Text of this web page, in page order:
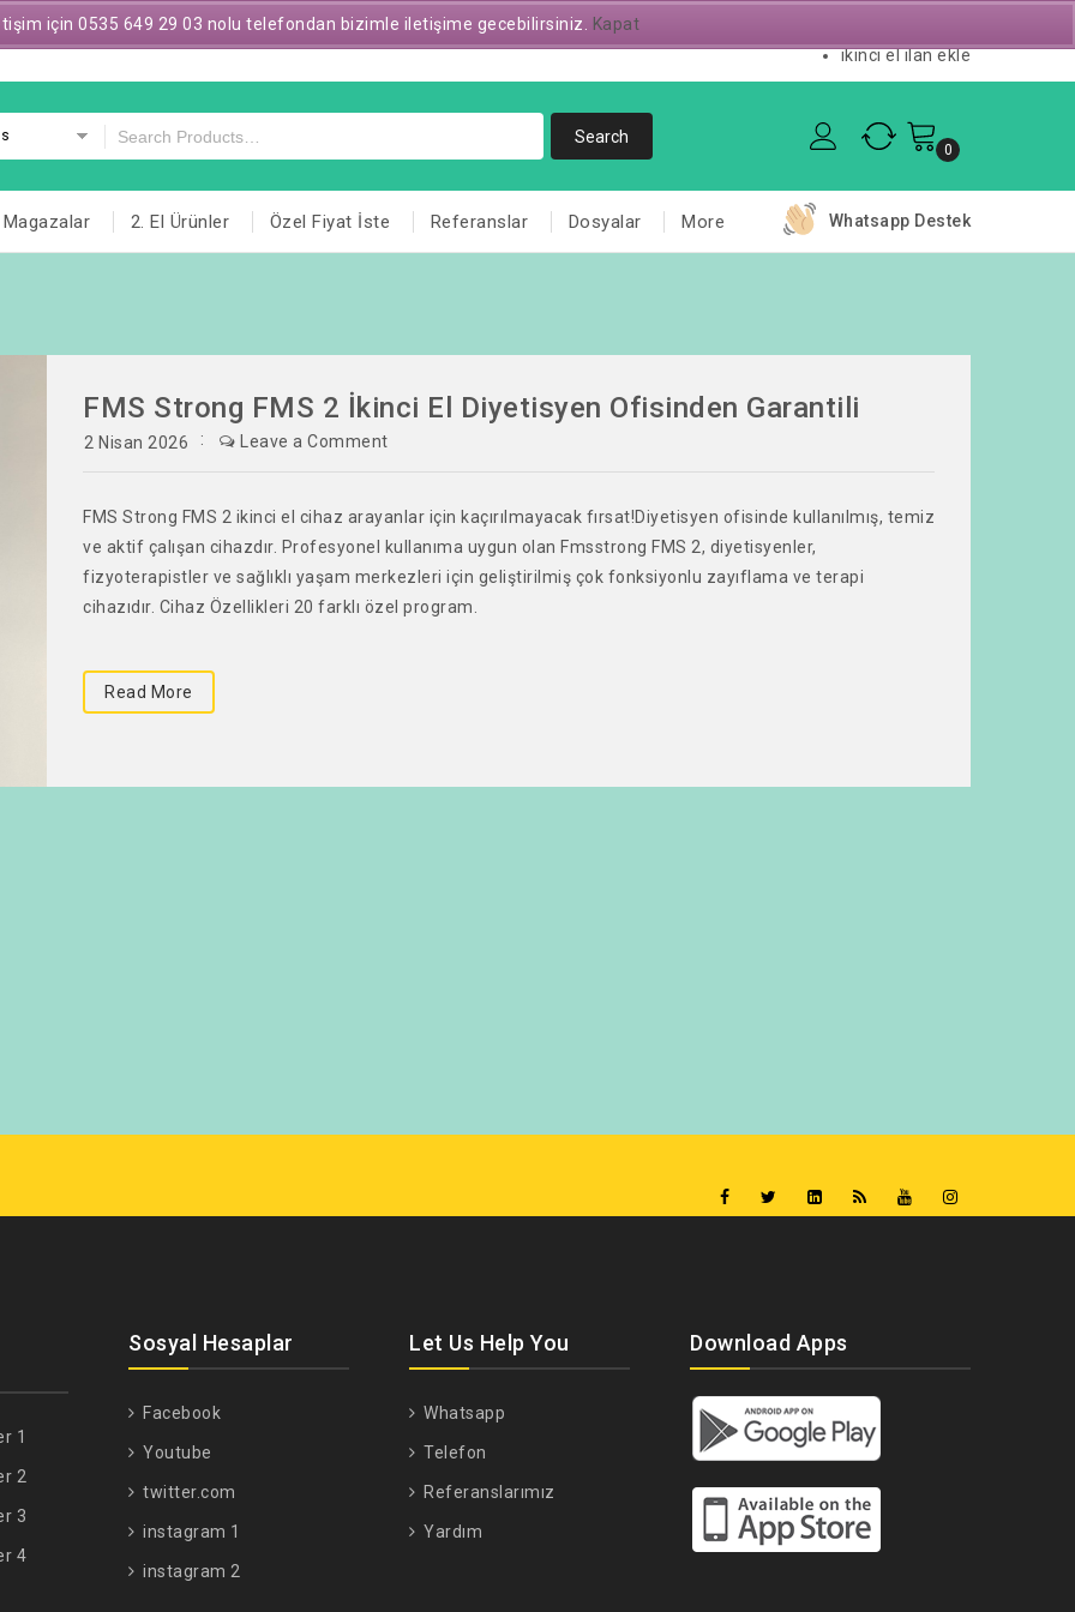
ikinci el ilan ekle
0
Magazalar 2. El Ürünler Özel Fiyat İste Referanslar Dosyalar More Whatsapp Destek
FMS Strong FMS 2 İkinci El Diyetisyen Ofisinden Garantili
2 Nisan 2026 Leave a Comment
FMS Strong FMS 2 ikinci el cihaz arayanlar için kaçırılmayacak fırsat!Diyetisyen ofisinde kullanılmış, temiz
ve aktif çalışan cihazdır. Profesyonel kullanıma uygun olan Fmsstrong FMS 2, diyetisyenler,
fizyoterapistler ve sağlıklı yaşam merkezleri için geliştirilmiş çok fonksiyonlu zayıflama ve terapi
cihazıdır. Cihaz Özellikleri 20 farklı özel program.
Read More
1
2
3
4
Sosyal Hesaplar
Facebook
Youtube
twitter.com
instagram 1
instagram 2
Let Us Help You
Whatsapp
Telefon
Referanslarımız
Yardım
Download Apps
için 0535 649 29 03 nolu telefondan bizimle iletişime gecebilirsiniz. Kapat